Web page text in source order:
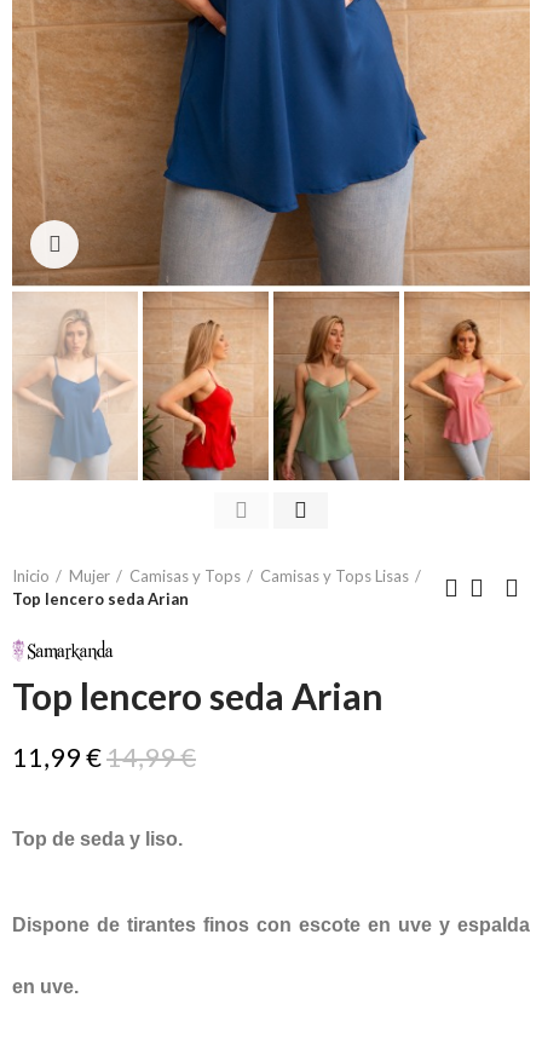
Inicio Mujer Camisas y Tops
Camisas y Tops Lisas
Top lencero seda Arian
Top lencero seda Arian
11,99 €14,99 €
Top de seda y liso.
Dispone de tirantes finos con escote en uve y espalda
en uve.